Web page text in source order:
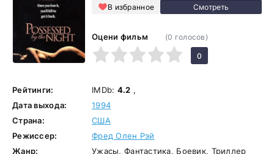
В избранное
Оцени фильм
1
2 3 5
(0 голосов)
0
Рейтинги: IMDb: 4.2 ,
Дата выхода:
1994
Страна:
США
Режиссер:
Фред Олен Рэй
Жанр:
Ужасы, Фантастика, Боевик, Триллер